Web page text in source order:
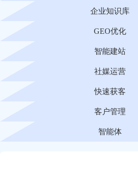
企业知识库
GEO优化
智能建站
社媒运营
快速获客
客户管理
智能体